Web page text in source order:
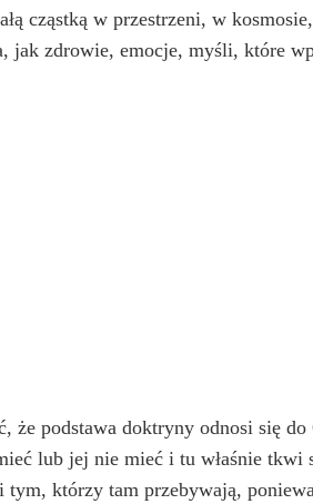
cząstką w przestrzeni, w
jak zdrowie, emocje, myśli, które
że podstawa doktryny odnosi się
lub jej nie mieć i tu właśnie
tym, którzy tam przebywają,